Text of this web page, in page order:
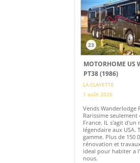
23
MOTORHOME US
PT38 (1986)
LA CLAYETTE
1 août 2026
Vends Wanderlodge
Rarissime seulement
France. IL s'agit
légendaire aux USA.
gamme. Plus de 150
rénovation et
ideal pour habiter a
nous.